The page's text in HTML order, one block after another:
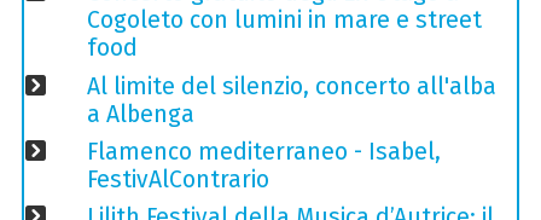
Cogoleto con lumini in mare e street
food
Al limite del silenzio, concerto all'alba
a Albenga
Flamenco mediterraneo - Isabel,
FestivAlContrario